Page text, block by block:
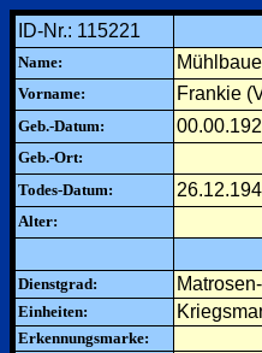
ID-Nr.: 115221
Name:
Vorname:
Frankie
Geb.-Datum:
Geb.-Ort:
Todes-Datum:
Alter:
Dienstgrad:
Einheiten:
Erkennungsmarke: